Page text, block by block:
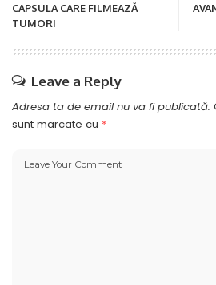
CAPSULA CARE FILMEAZĂ
TUMORI
Leave a Reply
Adresa ta de email nu va fi publicată.
sunt marcate cu *